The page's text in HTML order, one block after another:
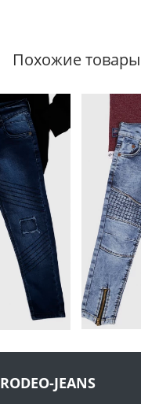
Похожие товары
RODEO-JEANS